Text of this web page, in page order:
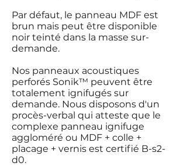
Par défaut, le panneau MDF est
brun mais peut être disponible
noir teinté dans la masse sur-
demande.
Nos panneaux acoustiques
perforés Sonik™ peuvent être
totalement ignifugés sur
demande. Nous disposons d'un
procès-verbal qui atteste que le
complexe panneau ignifuge
aggloméré ou MDF + colle +
placage + vernis est certifié B-s2-
d0.